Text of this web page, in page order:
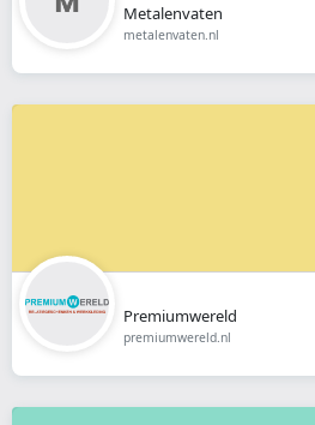
Metalenvaten
metalenvaten.nl
Premiumwereld
premiumwereld.nl